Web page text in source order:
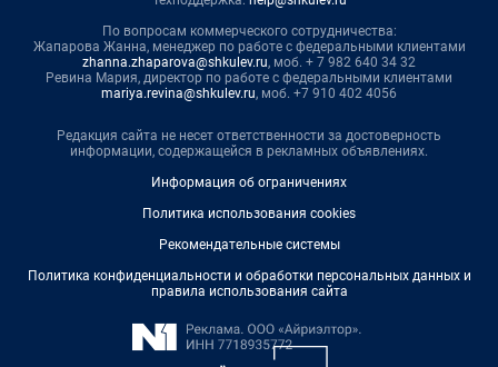
По вопросам коммерческого сотрудничества:
Жапарова Жанна, менеджер по работе с федеральными клиентами
zhanna.zhaparova@shkulev.ru, моб. + 7 982 640 34 32
Ревина Мария, директор по работе с федеральными клиентами
mariya.revina@shkulev.ru, моб. +7 910 402 4056
Редакция сайта не несет ответственности за достоверность
информации, содержащейся в рекламных объявлениях.
Информация об ограничениях
Политика использования cookies
Рекомендательные системы
Политика конфиденциальности и обработки персональных данных и
правила использования сайта